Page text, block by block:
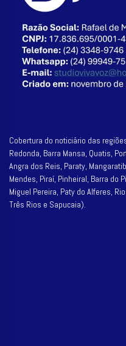
Cobertura do noticiário das
Redonda, Barra Mansa, Quatis,
Angra dos Reis, Paraty,
Mendes, Piraí, Pinheiral, Barra do
Miguel Pereira, Paty do Alferes,
Três Rios e Sapucaia).